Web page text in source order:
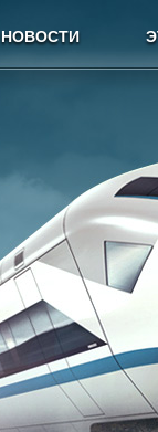
НОВОСТИ